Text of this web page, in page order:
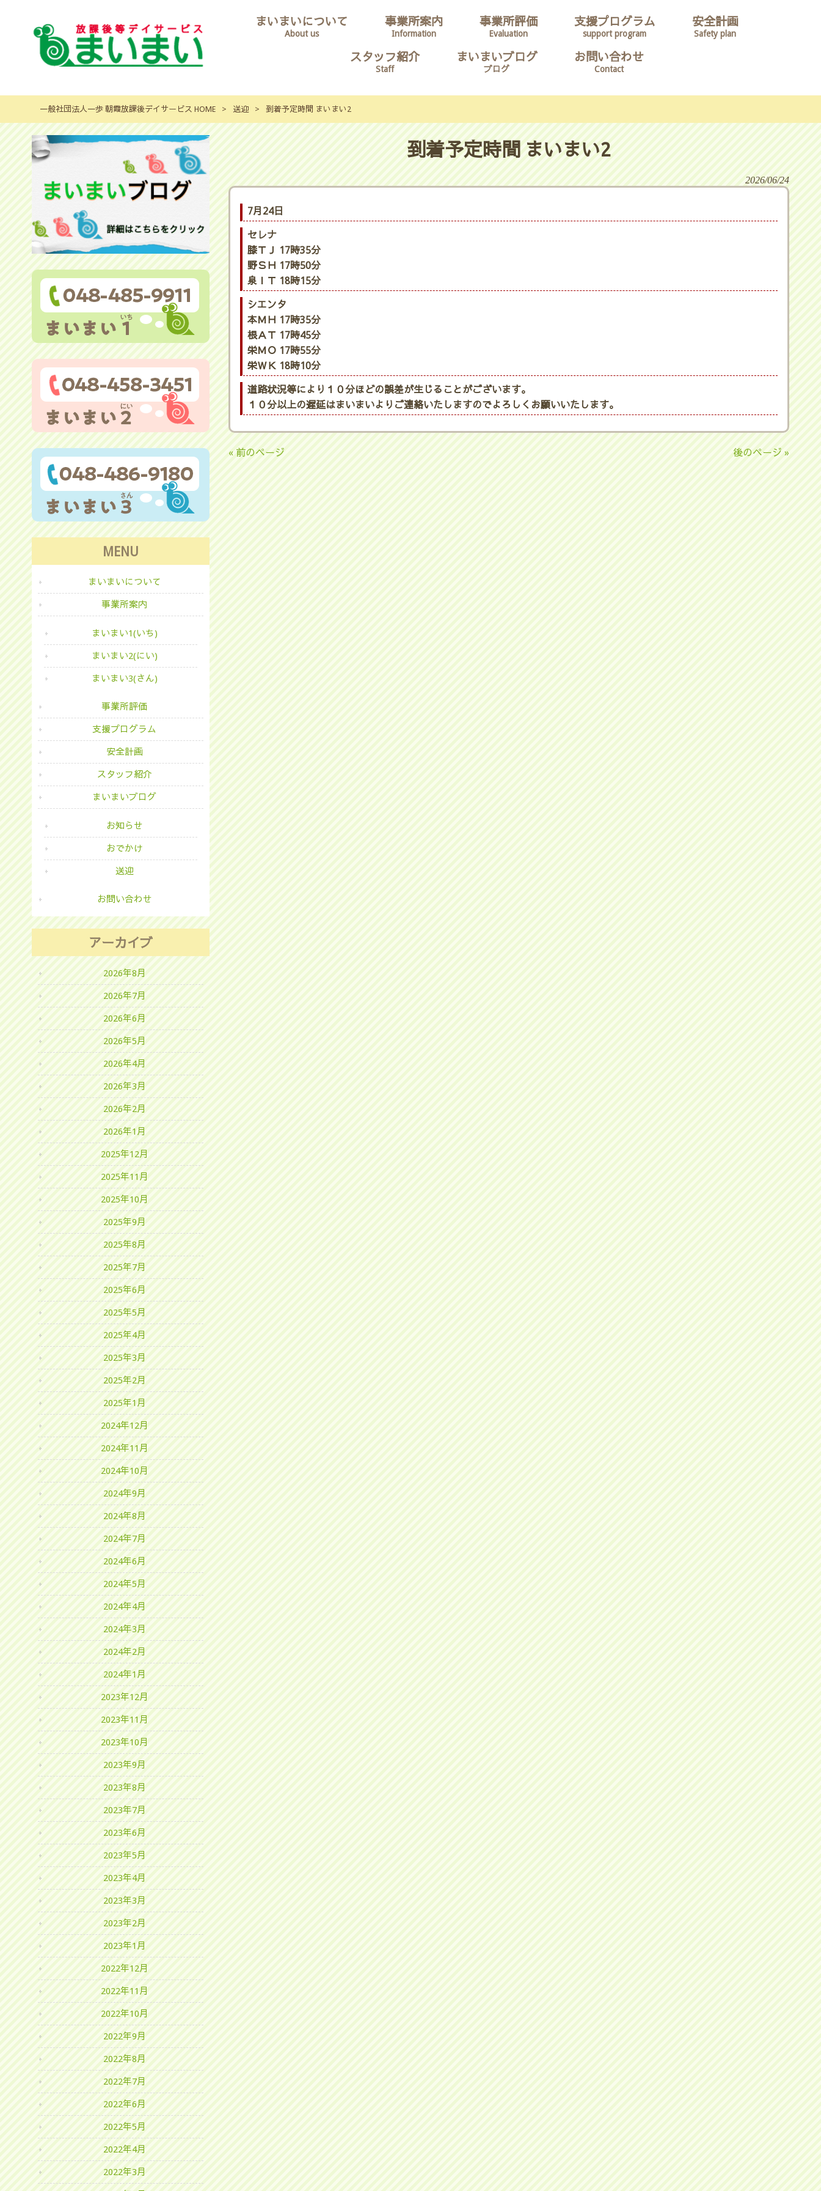
まいまいについて
About us
事業所案内
Information
事業所評価
Evaluation
支援プログラム
support program
安全計画
Safety plan
スタッフ紹介
Staff
まいまいブログ
ブログ
お問い合わせ
Contact
一般社団法人一歩 朝霞放課後デイサービス HOME > 送迎 > 到着予定時間 まいまい2
到着予定時間 まいまい2
2026/06/24
7月24日
セレナ
膝ＴＪ 17時35分
野ＳＨ 17時50分
泉ＩＴ 18時15分
シエンタ
本ＭＨ 17時35分
根ＡＴ 17時45分
栄ＭＯ 17時55分
栄ＷＫ 18時10分
道路状況等により１０分ほどの誤差が生じることがございます。
１０分以上の遅延はまいまいよりご連絡いたしますのでよろしくお願いいたします。
« 前のページ 後のページ »
MENU
まいまいについて
事業所案内
まいまい1(いち)
まいまい2(にい)
まいまい3(さん)
事業所評価
支援プログラム
安全計画
スタッフ紹介
まいまいブログ
お知らせ
おでかけ
送迎
お問い合わせ
アーカイブ
2026年8月
2026年7月
2026年6月
2026年5月
2026年4月
2026年3月
2026年2月
2026年1月
2025年12月
2025年11月
2025年10月
2025年9月
2025年8月
2025年7月
2025年6月
2025年5月
2025年4月
2025年3月
2025年2月
2025年1月
2024年12月
2024年11月
2024年10月
2024年9月
2024年8月
2024年7月
2024年6月
2024年5月
2024年4月
2024年3月
2024年2月
2024年1月
2023年12月
2023年11月
2023年10月
2023年9月
2023年8月
2023年7月
2023年6月
2023年5月
2023年4月
2023年3月
2023年2月
2023年1月
2022年12月
2022年11月
2022年10月
2022年9月
2022年8月
2022年7月
2022年6月
2022年5月
2022年4月
2022年3月